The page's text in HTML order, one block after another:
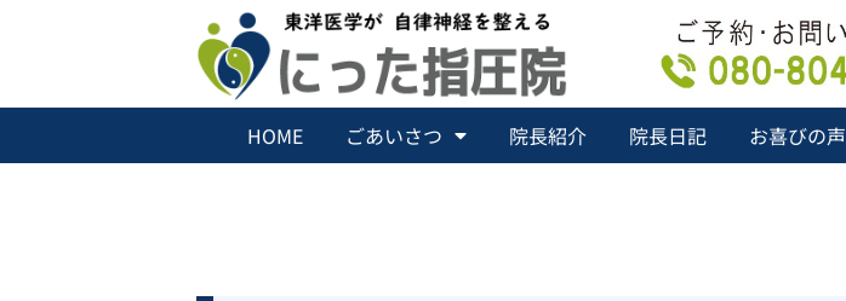
ス
ッ
HOME ごあいさつ 院長紹介 院長日記 お喜びの声